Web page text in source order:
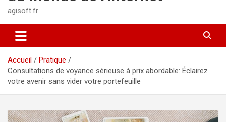
agisoft.fr
Accueil
Pratique
Consultations de voyance sérieuse à prix abordable: Éclairez
votre avenir sans vider votre portefeuille